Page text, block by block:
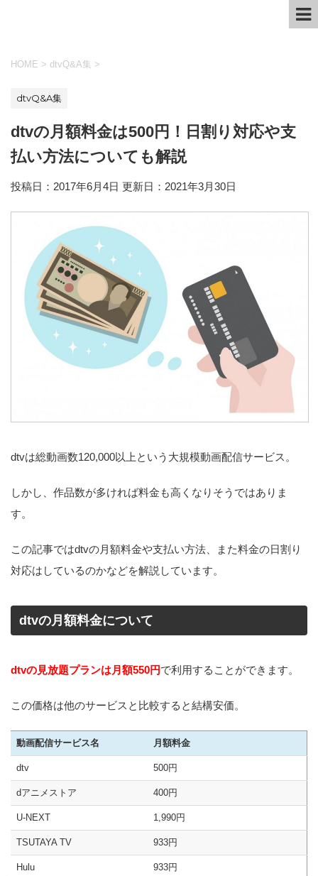
HOME > dtvQ&A集 >
dtvQ&A集
dtvの月額料金は500円！日割り対応や支
払い方法についても解説
投稿日：2017年6月4日 更新日： 2021年3月30日
dtvは総動画数120,000以上という大規模動画配信サービス。
しかし、作品数が多ければ料金も高くなりそうではありま
す。
この記事ではdtvの月額料金や支払い方法、また料金の日割り
対応はしているのかなどを解説しています。
dtvの月額料金について
dtvの見放題プランは月額550円で利用することができます。
この価格は他のサービスと比較すると結構安価。
動画配信サービス名 月額料金
dtv 500円
dアニメストア 400円
U-NEXT 1,990円
TSUTAYA TV 933円
Hulu 933円